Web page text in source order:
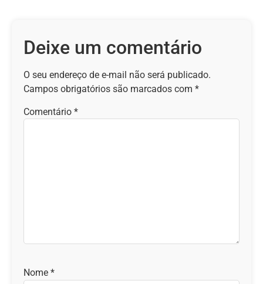
Deixe um comentário
O seu endereço de e-mail não será publicado.
Campos obrigatórios são marcados com *
Comentário *
Nome *